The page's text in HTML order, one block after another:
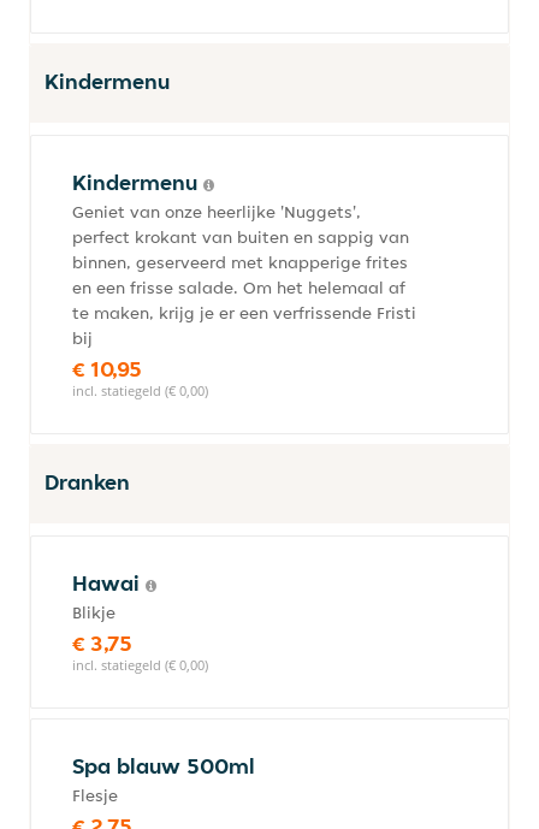
Kindermenu
Kindermenu
Geniet van onze heerlijke 'Nuggets',
perfect krokant van buiten en sappig van
binnen, geserveerd met knapperige frites
en een frisse salade. Om het helemaal af
te maken, krijg je er een verfrissende Fristi
bij
€ 10,95
incl. statiegeld (€ 0,00)
Dranken
Hawai
Blikje
€ 3,75
incl. statiegeld (€ 0,00)
Spa blauw 500ml
Flesje